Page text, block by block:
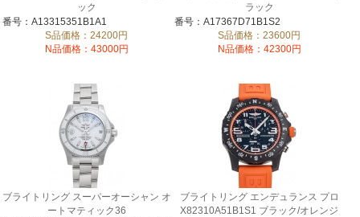
ック
番号：A13315351B1A1
S品価格：24200円
N品価格：43000円
ラック
番号：A17367D71B1S2
S品価格：23600円
N品価格：42300円
ブライトリング スーパーオーシャン オ
ートマティック36
ブライトリング エンデュランス プロ
X82310A51B1S1 ブラック/オレンジ